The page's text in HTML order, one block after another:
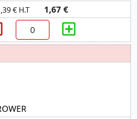
€ H.T 1,67 €